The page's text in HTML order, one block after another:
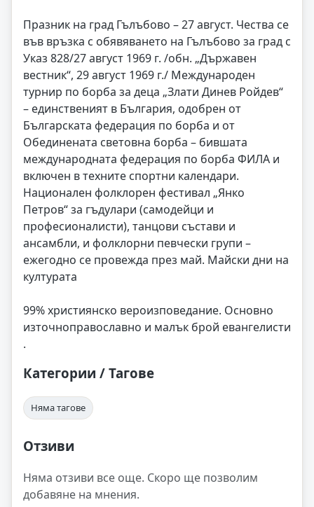
Празник на град Гълъбово – 27 август. Чества се
във връзка с обявяването на Гълъбово за град с
Указ 828/27 август 1969 г. /обн. „Държавен
вестник“, 29 август 1969 г./ Международен
турнир по борба за деца „Злати Динев Ройдев“
– единственият в България, одобрен от
Българската федерация по борба и от
Обединената световна борба – бившата
международната федерация по борба ФИЛА и
включен в техните спортни календари.
Национален фолклорен фестивал „Янко
Петров“ за гъдулари (самодейци и
професионалисти), танцови състави и
ансамбли, и фолклорни певчески групи –
ежегодно се провежда през май. Майски дни на
културата
99% християнско вероизповедание. Основно
източноправославно и малък брой евангелисти
.
Категории / Тагове
Няма тагове
Отзиви
Няма отзиви все още. Скоро ще позволим
добавяне на мнения.